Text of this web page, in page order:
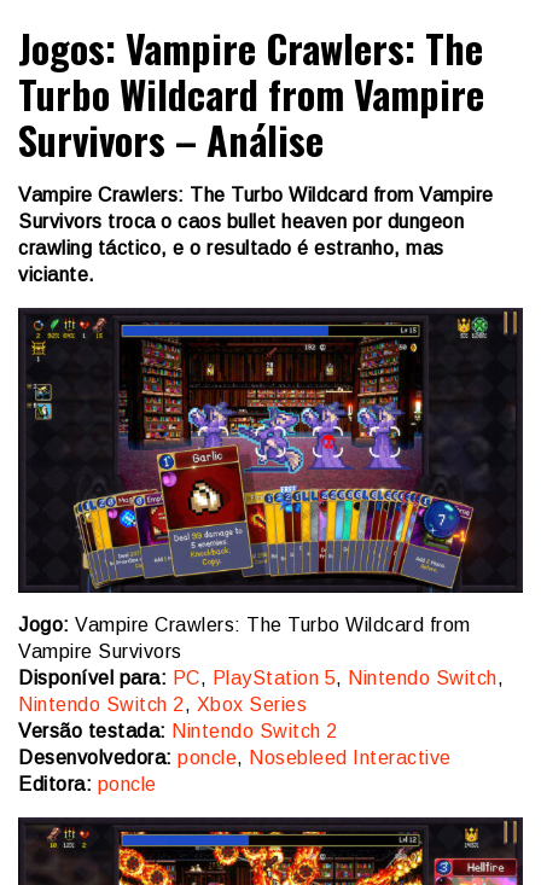
Central Comics
Jogos: Vampire Crawlers: The
Turbo Wildcard from Vampire
Survivors – Análise
Vampire Crawlers: The Turbo Wildcard from Vampire
Survivors troca o caos bullet heaven por dungeon
crawling táctico, e o resultado é estranho, mas
viciante.
Jogo: Vampire Crawlers: The Turbo Wildcard from
Vampire Survivors
Disponível para: PC, PlayStation 5, Nintendo Switch,
Nintendo Switch 2, Xbox Series
Versão testada: Nintendo Switch 2
Desenvolvedora: poncle, Nosebleed Interactive
Editora: poncle